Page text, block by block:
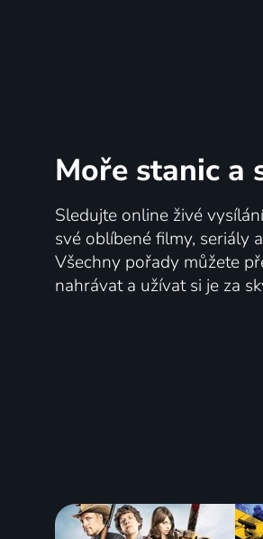
Moře stanic a
Sledujte online živé
své oblíbené filmy, seriály
Všechny pořady můžete
nahrávat a užívat si je za